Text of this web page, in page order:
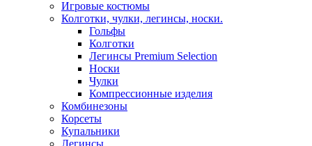
Игровые костюмы
Колготки, чулки, легинсы, носки.
Гольфы
Колготки
Легинсы Premium Selection
Носки
Чулки
Компрессионные изделия
Комбинезоны
Корсеты
Купальники
Легинсы